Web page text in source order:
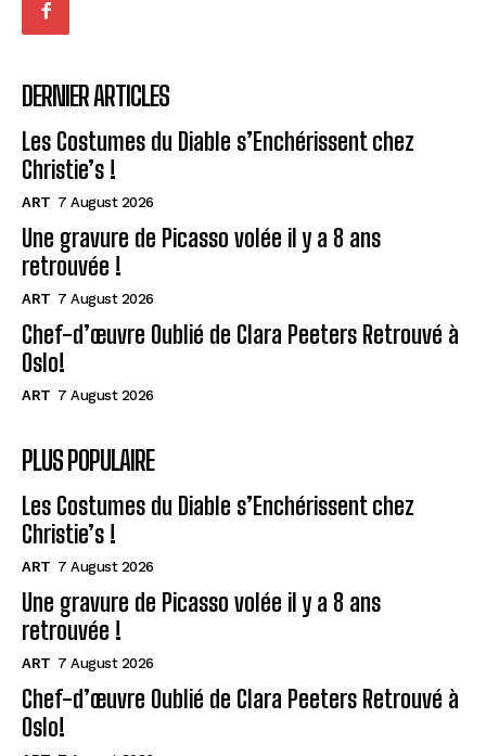
DERNIER ARTICLES
Les Costumes du Diable s’Enchérissent chez
Christie’s !
ART 7 August 2026
Une gravure de Picasso volée il y a 8 ans
retrouvée !
ART 7 August 2026
Chef-d’œuvre Oublié de Clara Peeters Retrouvé à
Oslo!
ART 7 August 2026
PLUS POPULAIRE
Les Costumes du Diable s’Enchérissent chez
Christie’s !
ART 7 August 2026
Une gravure de Picasso volée il y a 8 ans
retrouvée !
ART 7 August 2026
Chef-d’œuvre Oublié de Clara Peeters Retrouvé à
Oslo!